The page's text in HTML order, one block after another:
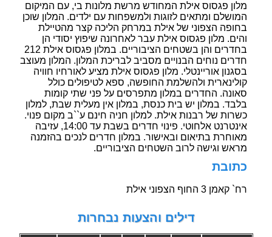
מלון פגסוס אילת המחודש מרשת מלונות בי, עם המיקום
המושלם ומתאים לזוגות ולמשפחות עם ילדים. המלון שוכן
בחופה הצפוני של אילת במרחק הליכה קצר מהטיילת
והים. מלון פגסוס אילת עבר לאחרונה שיפוץ יסודי הן
בחדרים והן בשטחים הציבוריים. במלון פגסוס אילת 212
חדרים נוחים הבנויים מסביב לבריכת המלון. המלון מעוצב
בסגנון אוריינטלי. מלון פגסוס אילת מציע לאורחיו חוויה
קולינארית ולהשלמת החופשה, ספא לטיפולים כולל
סאונה. החדרים במלון מתפרסים על פני שתי קומות
בלבד. במלון יש בית כנסת, במלון אין מעלית שבת, למלון
כשרות של רבנות אילת. למלון חניה חינם ע``ב מקום פנוי.
אינטרנט אלחוטי. פינוי חדרים בשבת עד 14:00, עזיבה
מאוחרת בתיאום ובאישור. במלון חדרים לנכים בהזמנה
מראש וגישה לרוב השטחים הציבוריים.
כתובת
רח` קאמן 3 החוף הצפוני אילת
דילים והצעות נבחרות